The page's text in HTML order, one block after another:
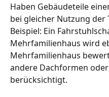
Haben Gebäudeteile
bei gleicher Nutzung der
Beispiel: Ein
Mehrfamilienhaus wird
Mehrfamilienhaus
andere Dachformen
berücksichtigt.